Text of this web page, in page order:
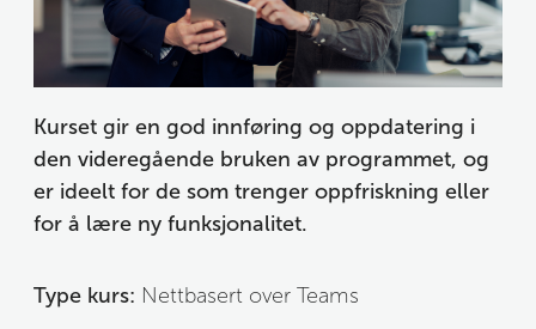
Kurset gir en god innføring og oppdatering i
den videregående bruken av programmet, og
er ideelt for de som trenger oppfriskning eller
for å lære ny funksjonalitet.
Type kurs: Nettbasert over Teams